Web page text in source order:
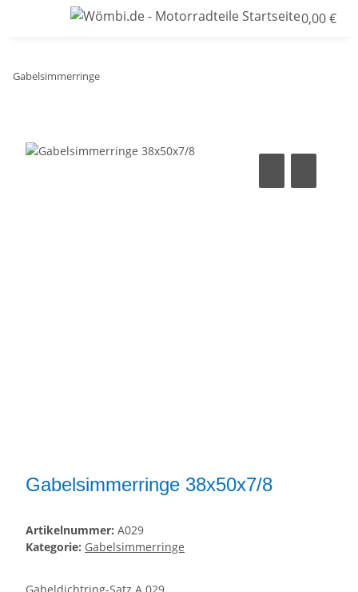
0,00 €
Gabelsimmerringe
Gabelsimmerringe 38x50x7/8
Artikelnummer: A029
Kategorie: Gabelsimmerringe